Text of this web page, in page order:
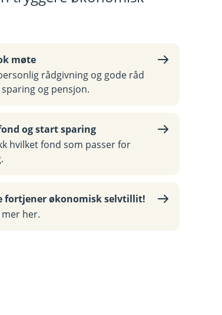
møte
rådgivning og gode råd
og pensjon.
og start sparing
hvilket fond som passer for
fortjener økonomisk selvtillit!
mer her.